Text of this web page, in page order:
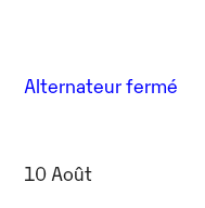
Alternateur fermé
10 Août